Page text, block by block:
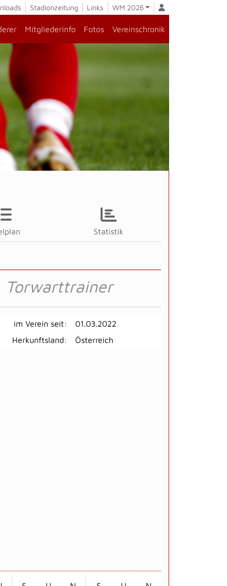
Stadionzeitung Links WM 2026
Mitgliederinfo Fotos Vereinschronik
Statistik
Torwarttrainer
im Verein seit:
01.03.2022
Herkunftsland:
Österreich